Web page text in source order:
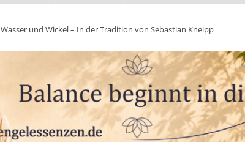
Wasser und Wickel – In der Tradition von Sebastian Kneipp